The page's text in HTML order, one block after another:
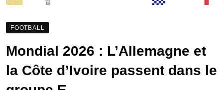
FOOTBALL
Mondial 2026 : L’Allemagne et
la Côte d’Ivoire passent dans le